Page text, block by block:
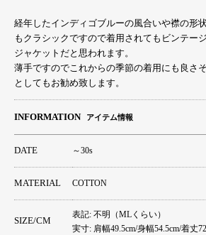
経年したインディゴブルーの風合いや襟の形
もクラシックですので着用されてもビンテー
ジャケットだと思われます。
薄手ですのでこれからの季節の着用にも良さ
としてもお勧め致します。
INFORMATION アイテム情報
DATE ～30s
MATERIAL COTTON
SIZE/CM
表記: 不明（MLくらい）
実寸: 肩幅49.5cm/身幅54.5cm/着丈